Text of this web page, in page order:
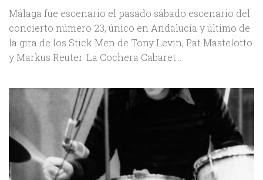
Málaga fue escenario el pasado sábado escenario del
concierto número 23, único en Andalucía y último de
la gira de los Stick Men de Tony Levin, Pat Mastelotto
y Markus Reuter. La Cochera Cabaret...